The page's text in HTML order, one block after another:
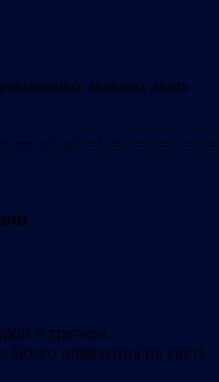
могилах моих
в третьем
моего появления на свет!